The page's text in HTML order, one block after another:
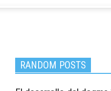
RANDOM POSTS